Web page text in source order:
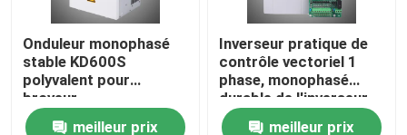
Onduleur monophasé
stable KD600S
polyvalent pour
broyeur
meilleur prix
Inverseur pratique de
contrôle vectoriel 1
phase, monophasé
durable de l'inverseur
12KW
meilleur prix